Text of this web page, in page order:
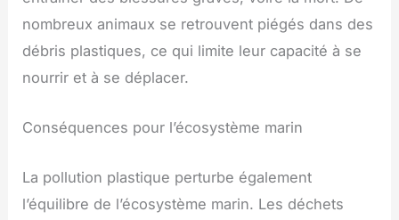
nombreux animaux se retrouvent piégés dans des
débris plastiques, ce qui limite leur capacité à se
nourrir et à se déplacer.
Conséquences pour l’écosystème marin
La pollution plastique perturbe également
l’équilibre de l’écosystème marin. Les déchets